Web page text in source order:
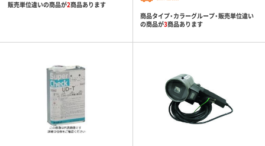
販売単位違いの商品が2商品あります
商品タイプ・カラーグループ・販売単位違い
の商品が3商品あります